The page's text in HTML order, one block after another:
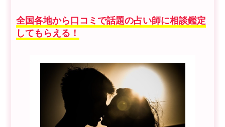
全国各地から口コミで話題の占い師に相談鑑定
してもらえる！